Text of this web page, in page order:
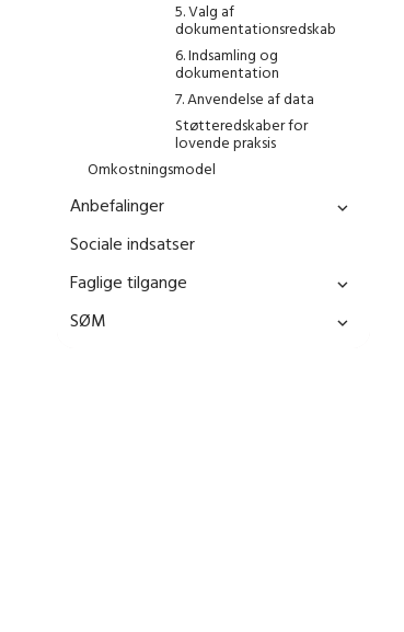
5. Valg af
dokumentationsredskab
6. Indsamling og
dokumentation
7. Anvendelse af data
Støtteredskaber for
lovende praksis
Omkostningsmodel
Anbefalinger
Sociale indsatser
Faglige tilgange
SØM